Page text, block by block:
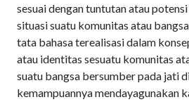
sesuai dengan tuntutan atau
situasi suatu komunitas atau
tata bahasa terealisasi dalam
atau identitas sesuatu komunitas
suatu bangsa bersumber pada jati
kemampuannya mendayagunakan